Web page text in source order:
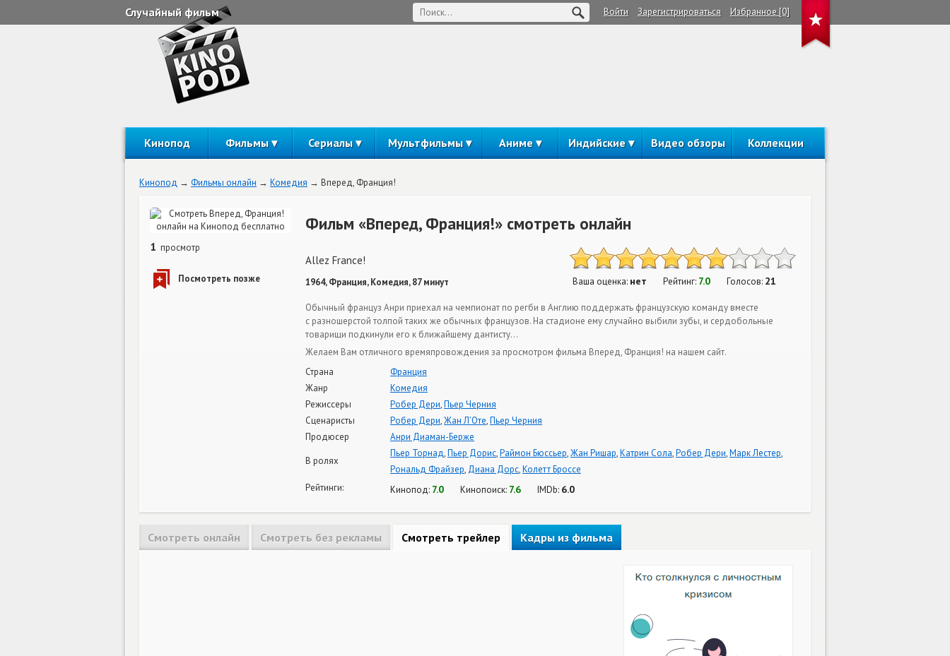
Случайный фильм Войти Зарегистрироваться Избранное [0]
Кинопод Фильмы Сериалы Мультфильмы Аниме Индийские Видео обзоры Коллекции
Кинопод Фильмы онлайн Комедия Вперед, Франция!
1 просмотр
Фильм «Вперед, Франция!» смотреть онлайн
Allez France!
1964, Франция, Комедия, 87 минут Ваша оценка: нет Рейтинг: 7.0 Голосов: 21
Обычный француз Анри приехал на чемпионат по регби в Англию поддержать французскую команду вместе
с разношерстой толпой таких же обычных французов. На стадионе ему случайно выбили зубы, и сердобольные
товарищи подкинули его к ближайшему дантисту…
Желаем Вам отличного времяпровождения за просмотром фильма Вперед, Франция! на нашем сайт.
Страна
Франция
Жанр
Комедия
Режиссеры
Робер Дери,Пьер Черния
Сценаристы
Робер Дери,Жан Л’Оте,Пьер Черния
Продюсер
Анри Диаман-Берже
В ролях
Пьер Торнад,Пьер Дорис,Раймон Бюссьер,Жан Ришар,Катрин Сола,Робер Дери,Марк Лестер,
Рональд Фрайзер, Диана Дорс,Колетт Броссе
Рейтинги:
Кинопод: 7.0 Кинопоиск: 7.6 IMDb: 6.0
Смотреть онлайн Смотреть без рекламы Смотреть трейлер Кадры из фильма